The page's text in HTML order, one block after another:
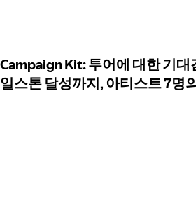
Campaign Kit: 투어에 대한 기대
일스톤 달성까지, 아티스트 7명